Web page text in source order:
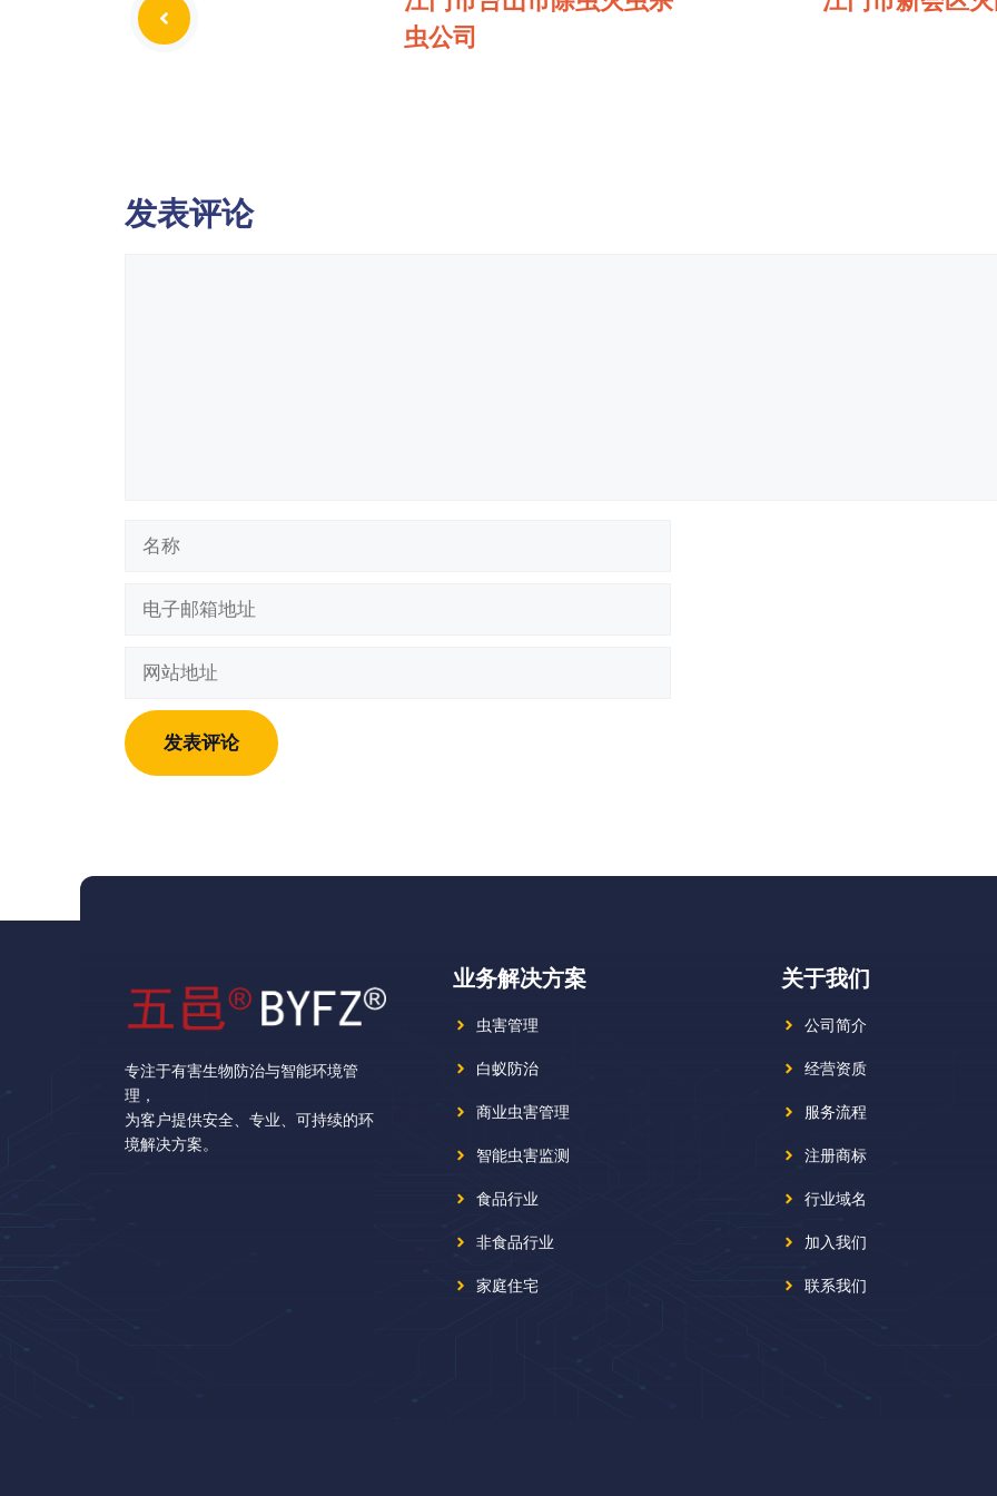
虫公司
发表评论
址
地
址
专注于有害生物防治与智能环境管
理，
为客户提供安全、专业、可持续的环
境解决方案。
业务解决方案
虫害管理
白蚁防治
商业虫害管理
智能虫害监测
食品行业
非食品行业
家庭住宅
关于我们
公司简介
经营资质
服务流程
注册商标
行业域名
加入我们
联系我们